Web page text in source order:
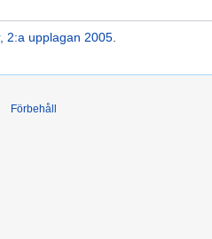
2:a upplagan 2005.
Förbehåll